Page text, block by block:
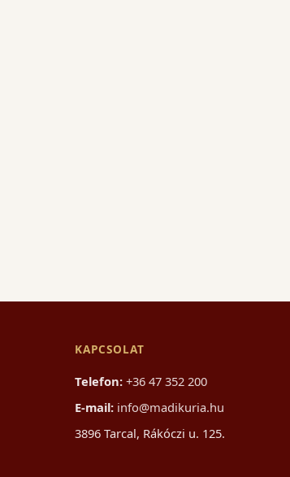
KAPCSOLAT
Telefon: +36 47 352 200
E-mail: info@madikuria.hu
3896 Tarcal, Rákóczi u. 125.